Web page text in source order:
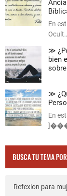
En
≫
bien
≫
En
BUSCA TU TEMA
Refexion para